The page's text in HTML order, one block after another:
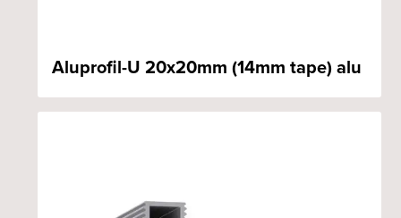
Aluprofil-U 20x20mm (14mm tape) alu